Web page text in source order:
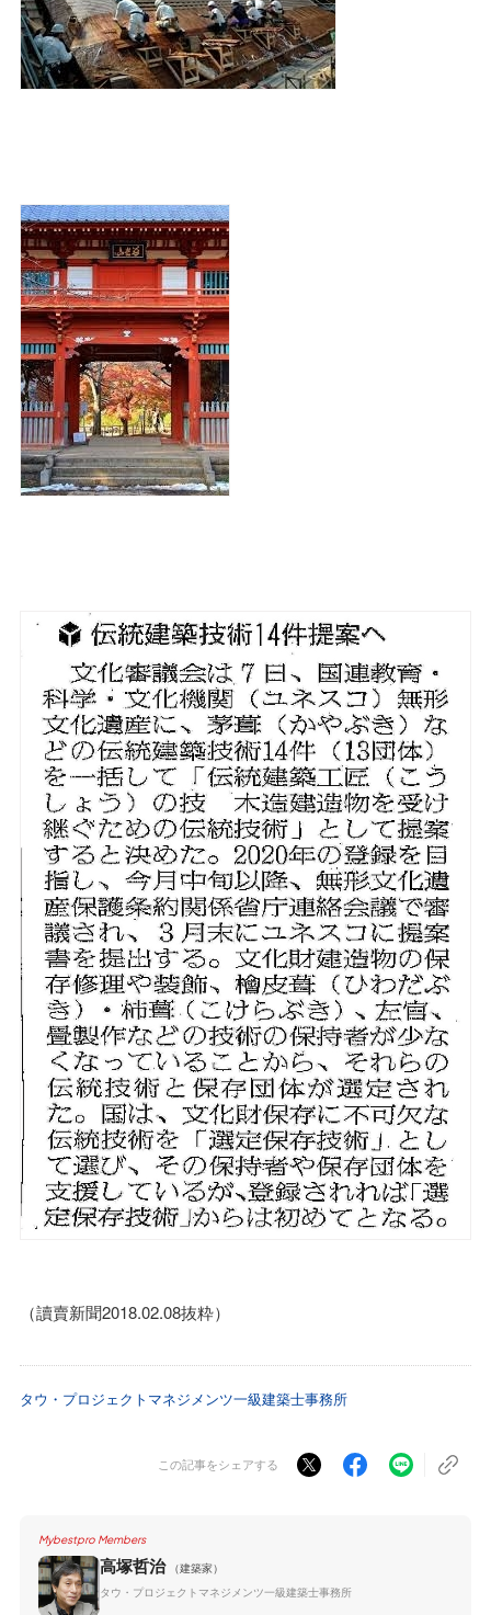
（讀賣新聞2018.02.08抜粋）
タウ・プロジェクトマネジメンツ一級建築士事務所
この記事をシェアする
Mybestpro Members
高塚哲治
（建築家）
タウ・プロジェクトマネジメンツ一級建築士事務所